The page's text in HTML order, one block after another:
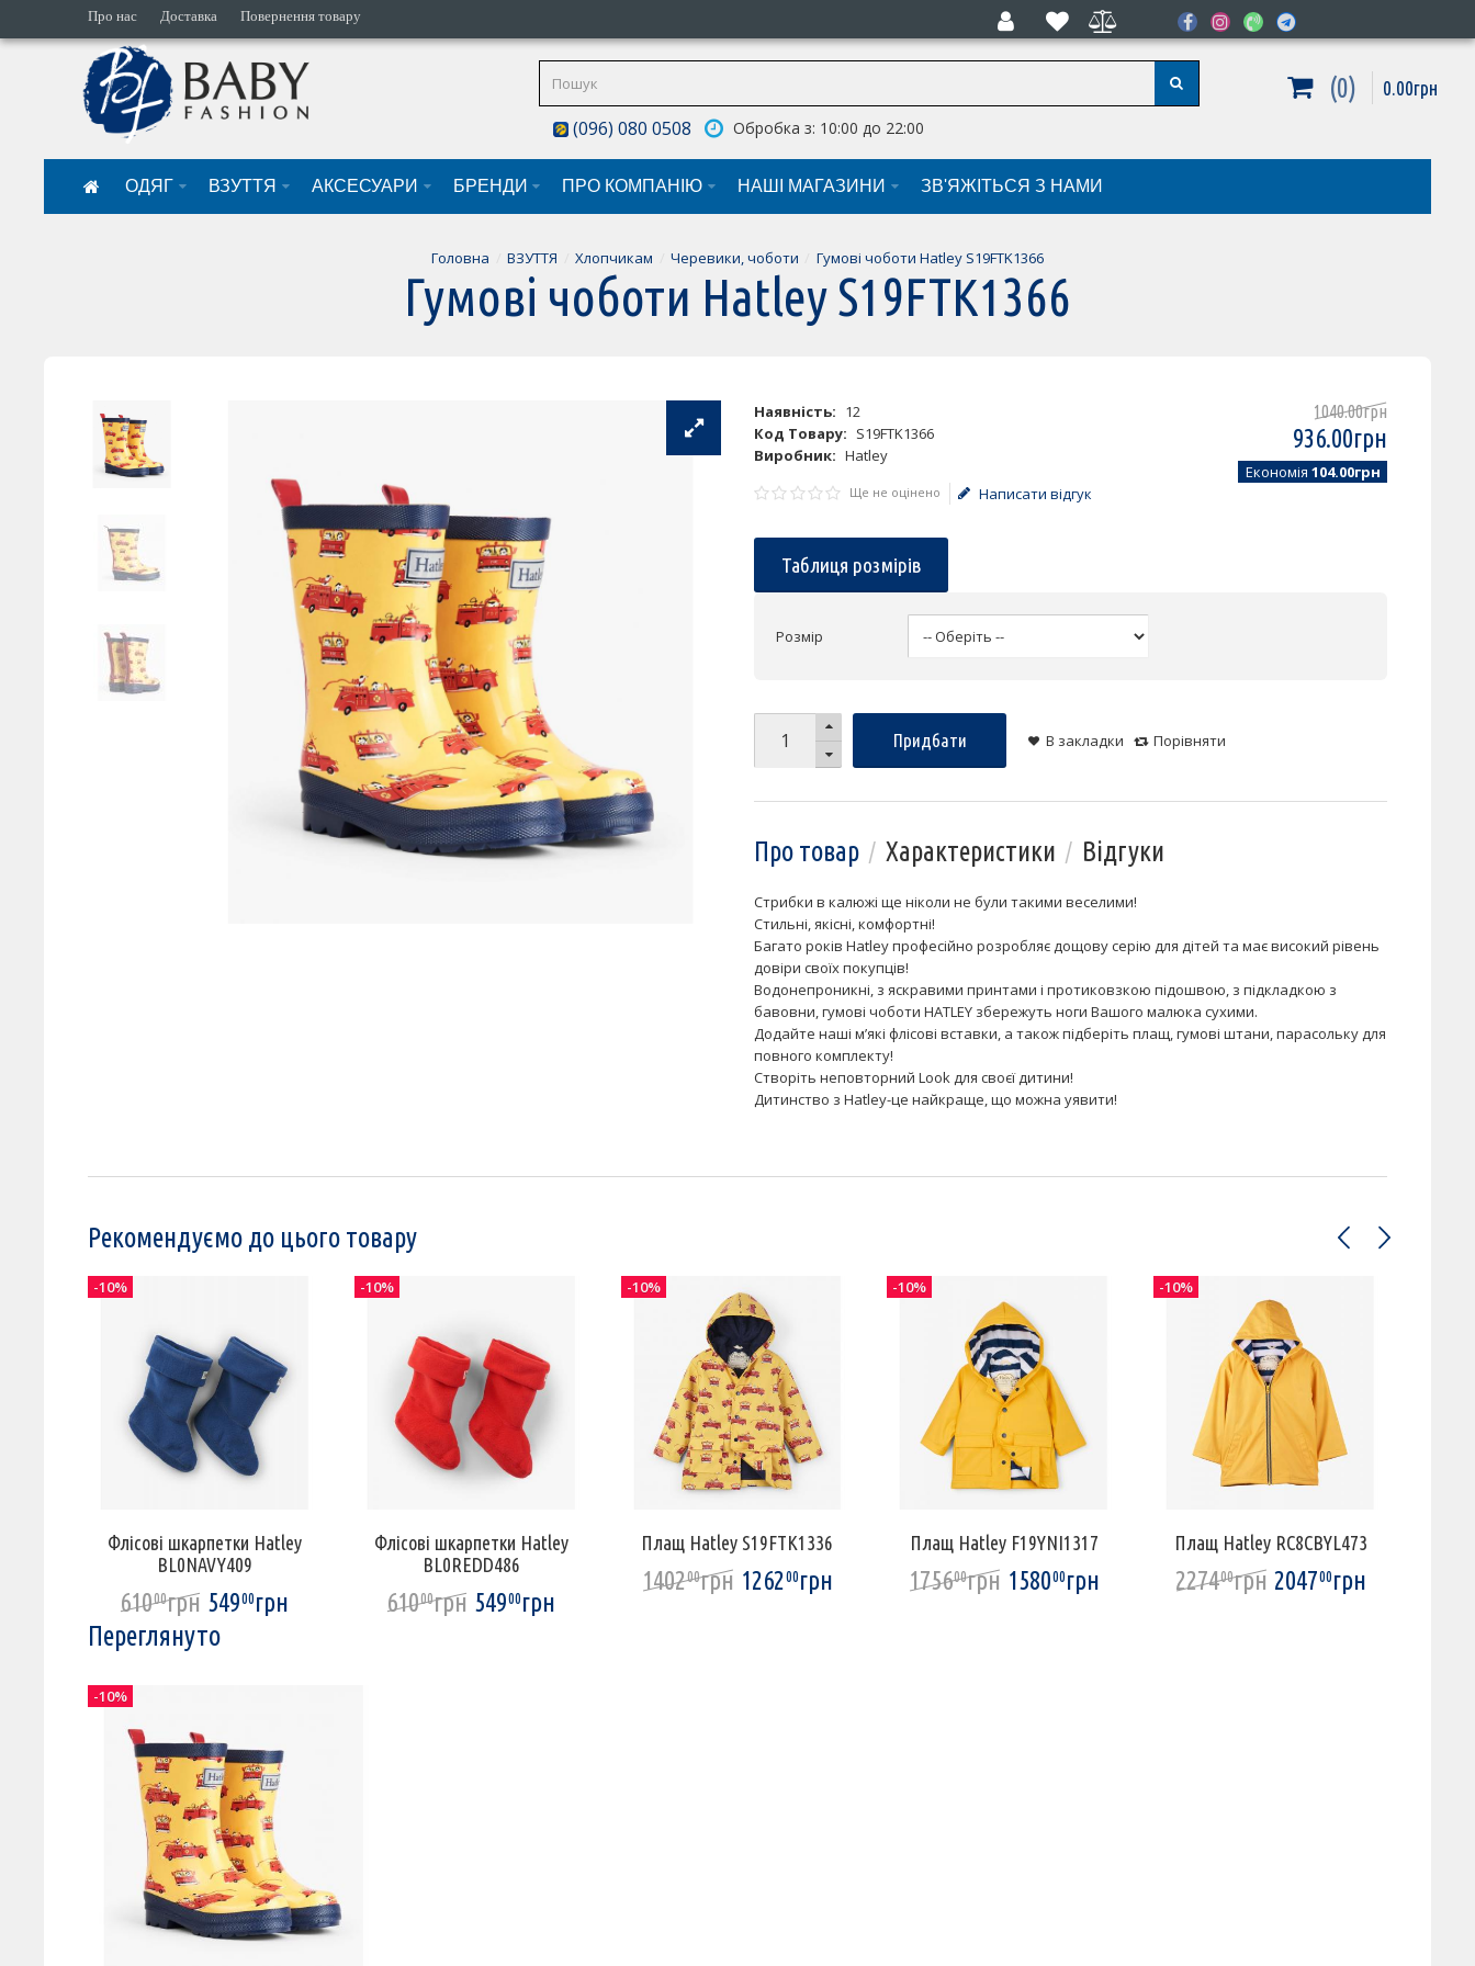
Про нас Доставка Повернення товару
(096) 080 0508 Обробка з: 10:00 до 22:00
0 0.00грн
ОДЯГ ВЗУТТЯ АКСЕСУАРИ БРЕНДИ ПРО КОМПАНІЮ НАШI МАГАЗИНИ ЗВ'ЯЖІТЬСЯ З НАМИ
Головна ВЗУТТЯ Хлопчикам Черевики, чоботи Гумові чоботи Hatley S19FTK1366
Гумові чоботи Hatley S19FTK1366
Наявність: 12
Код Товару: S19FTK1366
Виробник: Hatley
1040.00грн
936.00грн
Економія 104.00грн
Ще не оцінено Написати відгук
Таблиця розмірів
Розмір
Придбати В закладки Порівняти
Про товар Характеристики Відгуки
Стрибки в калюжі ще ніколи не були такими веселими!
Стильні, якісні, комфортні!
Багато років Hatley професійно розробляє дощову серію для дітей та має високий рівень
довіри своїх покупців!
Водонепроникні, з яскравими принтами і протиковзкою підошвою, з підкладкою з
бавовни, гумові чоботи HATLEY збережуть ноги Вашого малюка сухими.
Додайте наші м’які флісові вставки, а також підберіть плащ, гумові штани, парасольку для
повного комплекту!
Створіть неповторний Look для своєї дитини!
Дитинство з Hatley-це найкраще, що можна уявити!
Рекомендуємо до цього товару
Флісові шкарпетки Hatley
BL0NAVY409
61000грн 54900грн
-10%
Флісові шкарпетки Hatley
BL0REDD486
61000грн 54900грн
-10%
Плащ Hatley S19FTK1336
140200грн 126200грн
-10%
Плащ Hatley F19YNI1317
175600грн 158000грн
-10%
Плащ Hatley RC8CBYL473
227400грн 204700грн
-10%
Переглянуто
-10%